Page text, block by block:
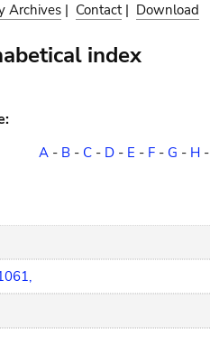
Archives | Contact| Download
index
A- B- C- D- E - F- G - H-